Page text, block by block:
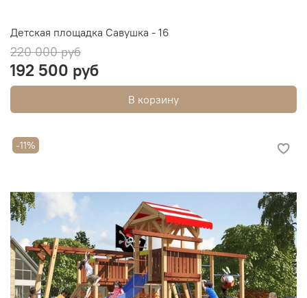
Детская площадка Савушка - 16
220 000 руб
192 500 руб
В корзину
-11%